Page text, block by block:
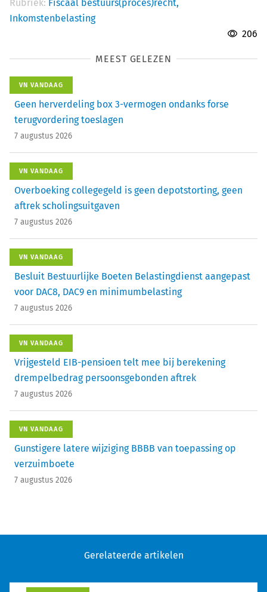
Rubriek: Fiscaal bestuurs(proces)recht,
Inkomstenbelasting
206
MEEST GELEZEN
VN VANDAAG
Geen herverdeling box 3-vermogen ondanks forse
terugvordering toeslagen
7 augustus 2026
VN VANDAAG
Overboeking collegegeld is geen depotstorting, geen
aftrek scholingsuitgaven
7 augustus 2026
VN VANDAAG
Besluit Bestuurlijke Boeten Belastingdienst aangepast
voor DAC8, DAC9 en minimumbelasting
7 augustus 2026
VN VANDAAG
Vrijgesteld EIB-pensioen telt mee bij berekening
drempelbedrag persoonsgebonden aftrek
7 augustus 2026
VN VANDAAG
Gunstigere latere wijziging BBBB van toepassing op
verzuimboete
7 augustus 2026
Gerelateerde artikelen